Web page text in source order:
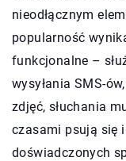
nieodłącznym
popularność
funkcjonalne –
wysyłania SMS-
zdjęć, słuchania
czasami psują się
doświadczonych